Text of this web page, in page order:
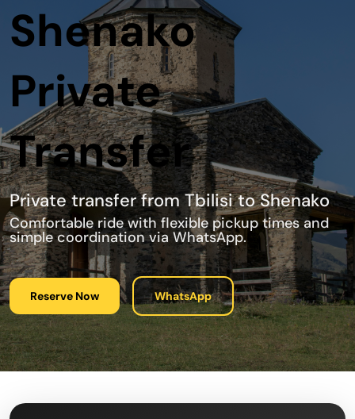
Shenako
Private
Transfer
Private transfer from Tbilisi to Shenako
Comfortable ride with flexible pickup times and
simple coordination via WhatsApp.
Reserve Now WhatsApp